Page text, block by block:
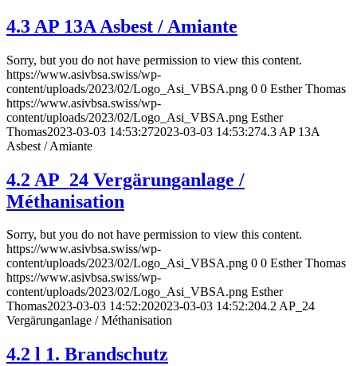
4.3 AP 13A Asbest / Amiante
Sorry, but you do not have permission to view this content.
https://www.asivbsa.swiss/wp-
content/uploads/2023/02/Logo_Asi_VBSA.png 0 0 Esther Thomas
https://www.asivbsa.swiss/wp-
content/uploads/2023/02/Logo_Asi_VBSA.png Esther
Thomas2023-03-03 14:53:272023-03-03 14:53:274.3 AP 13A
Asbest / Amiante
4.2 AP_24 Vergärunganlage /
Méthanisation
Sorry, but you do not have permission to view this content.
https://www.asivbsa.swiss/wp-
content/uploads/2023/02/Logo_Asi_VBSA.png 0 0 Esther Thomas
https://www.asivbsa.swiss/wp-
content/uploads/2023/02/Logo_Asi_VBSA.png Esther
Thomas2023-03-03 14:52:202023-03-03 14:52:204.2 AP_24
Vergärunganlage / Méthanisation
4.2 l 1. Brandschutz